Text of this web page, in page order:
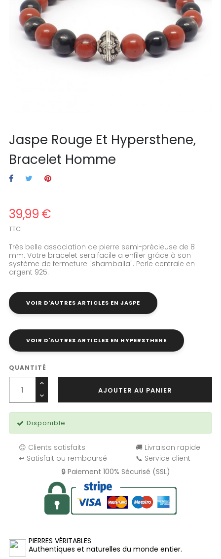
Jaspe Rouge Et Hypersthene,
Bracelet Homme
39,99 €
TTC
Très belle association de pierre semi-précieuse de 8
mm. Votre bracelet sera facile a enfiler grâce à son
système de fermeture "shamballa". Perle centrale en
argent 925.
VOIR D'AUTRES ARTICLES EN JASPE
VOIR D'AUTRES ARTICLES EN HYPERSTHENE
QUANTITÉ
AJOUTER AU PANIER
Disponible
😊 Clients satisfaits
🚚 Livraison rapide
↩️ Satisfait ou remboursé
📞 Service client
🔒 Paiement 100% Sécurisé (SSL)
PIERRES VÉRITABLES
Authentiques et naturelles du monde entier.